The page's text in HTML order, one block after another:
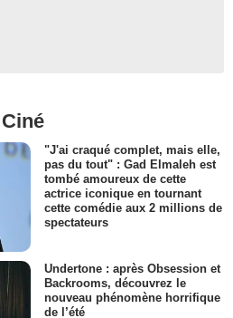
"J'ai craqué complet, mais elle,
pas du tout" : Gad Elmaleh est
tombé amoureux de cette
actrice iconique en tournant
cette comédie aux 2 millions de
spectateurs
Undertone : après Obsession et
Backrooms, découvrez le
nouveau phénomène horrifique
de l’été